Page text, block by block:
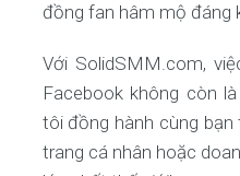
đồng fan hâm mộ đáng
Với SolidSMM.com,
Facebook không còn
tôi đồng hành cùng
trang cá nhân hoặc